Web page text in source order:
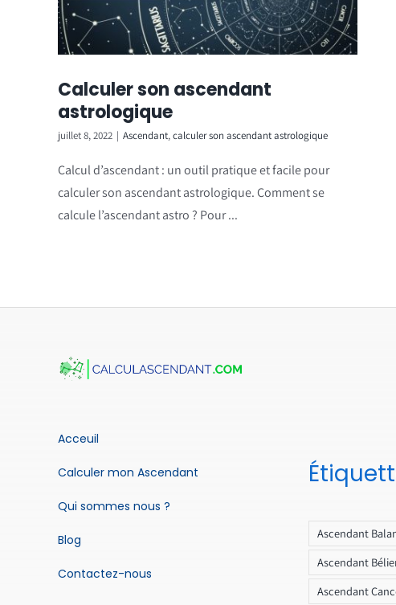
Calculer son ascendant
astrologique
juillet 8, 2022 | Ascendant,calculer son ascendant astrologique
Calcul d’ascendant : un outil pratique et facile pour
calculer son ascendant astrologique. Comment se
calcule l’ascendant astro ? Pour ...
Acceuil
Calculer mon Ascendant
Qui sommes nous ?
Blog
Contactez-nous
Ascendant
Ascendant
Ascendant